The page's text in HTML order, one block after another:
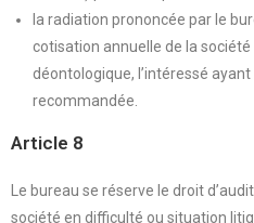
la radiation prononcée par le
cotisation annuelle de la
déontologique, l’intéressé
recommandée.
Article 8
Le bureau se réserve le droit
société en difficulté ou situation